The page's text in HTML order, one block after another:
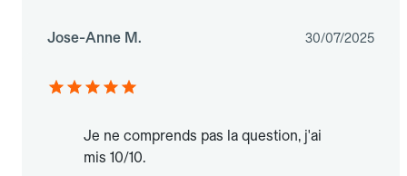
Jose-Anne M. 30/07/2025
Je ne comprends pas la question, j'ai
mis 10/10.